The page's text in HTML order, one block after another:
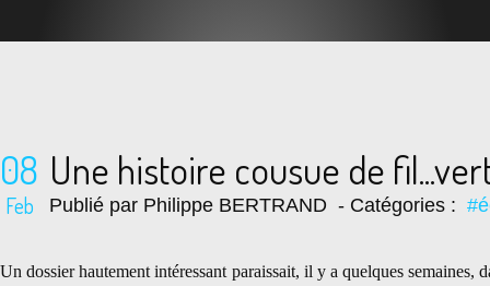
08
Feb
Une histoire cousue de
Publié par Philippe BERTRAND - Catégories :
Un dossier hautement intéressant paraissait, il y a quelques semaines,